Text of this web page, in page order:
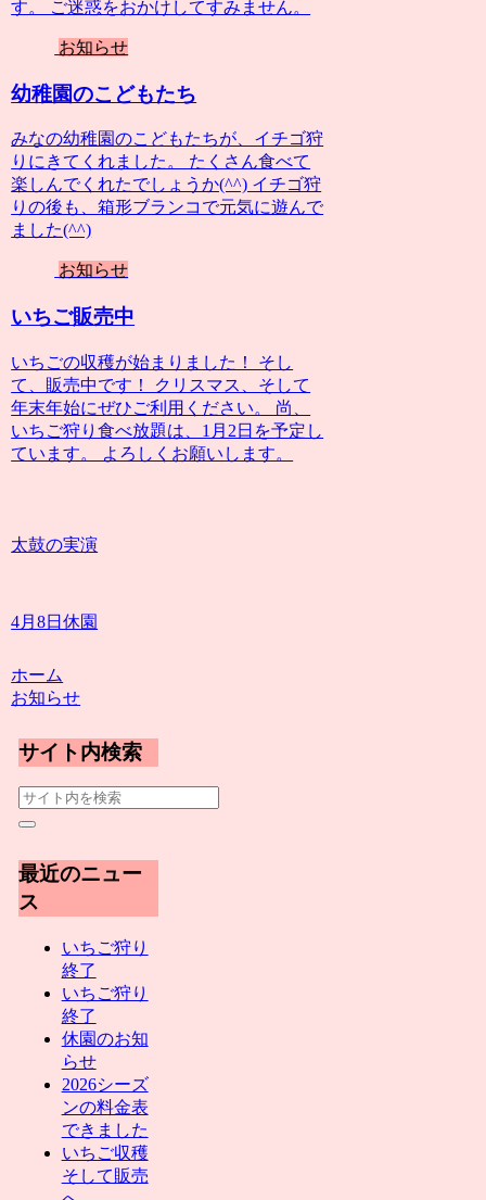
す。 ご迷惑をおかけしてすみません。
お知らせ
幼稚園のこどもたち
みなの幼稚園のこどもたちが、イチゴ狩
りにきてくれました。 たくさん食べて
楽しんでくれたでしょうか(^^) イチゴ狩
りの後も、箱形ブランコで元気に遊んで
ました(^^)
お知らせ
いちご販売中
いちごの収穫が始まりました！ そし
て、販売中です！ クリスマス、そして
年末年始にぜひご利用ください。 尚、
いちご狩り食べ放題は、1月2日を予定し
ています。 よろしくお願いします。
太鼓の実演
4月8日休園
ホーム
お知らせ
サイト内検索
最近のニュー
ス
いちご狩り
終了
いちご狩り
終了
休園のお知
らせ
2026シーズ
ンの料金表
できました
いちご収穫
そして販売